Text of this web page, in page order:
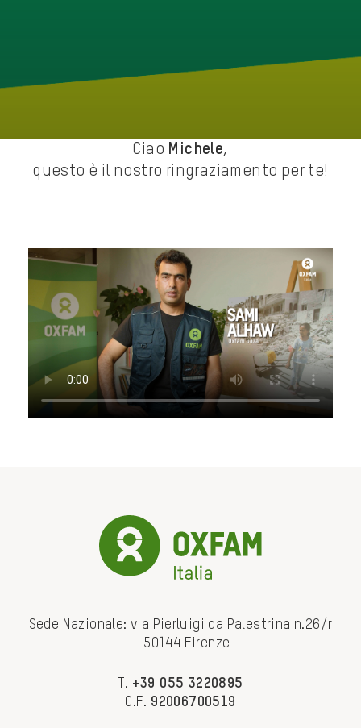
Ciao Michele,
questo è il nostro ringraziamento per te!
Sede Nazionale: via Pierluigi da Palestrina n.26/r
– 50144 Firenze
T. +39 055 3220895
C.F. 92006700519